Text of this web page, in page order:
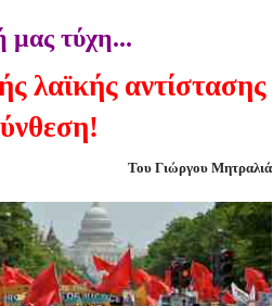
μας τύχη...
λαϊκής αντίστασης
Του Γιώργου Μητραλιά